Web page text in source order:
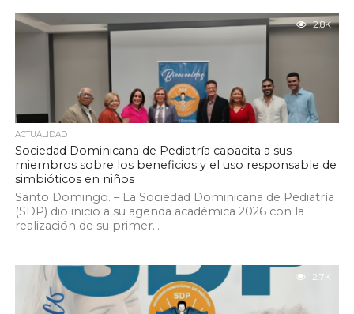
2.8K
ACTUALIDAD
Sociedad Dominicana de Pediatría capacita a sus
miembros sobre los beneficios y el uso responsable de
simbióticos en niños
Santo Domingo. – La Sociedad Dominicana de Pediatría
(SDP) dio inicio a su agenda académica 2026 con la
realización de su primer...
2.7K